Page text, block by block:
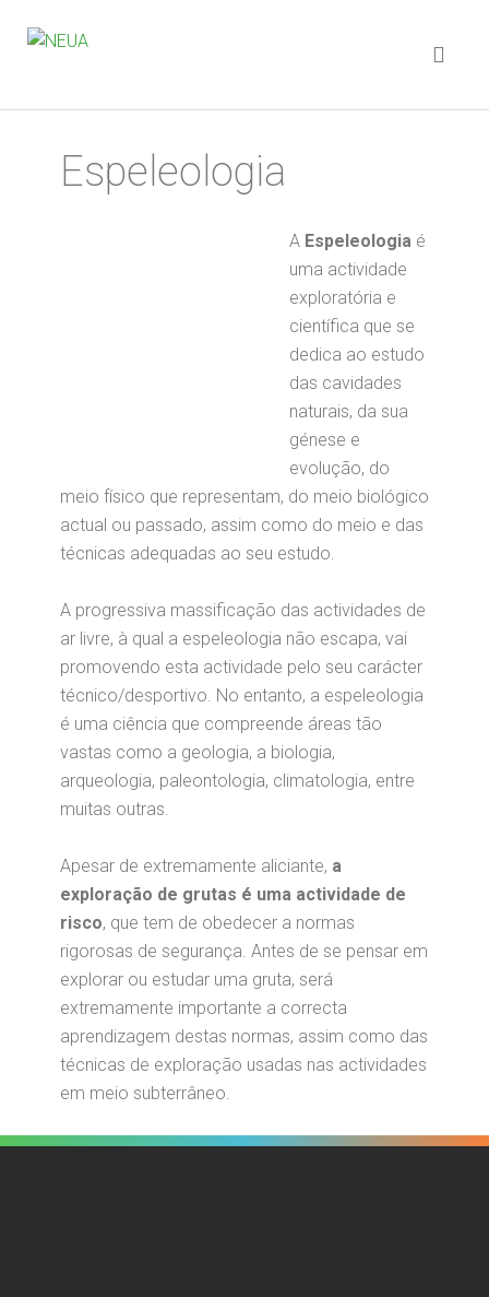
Espeleologia
A Espeleologia é
uma actividade
exploratória e
científica que se
dedica ao estudo
das cavidades
naturais, da sua
génese e
evolução, do
meio físico que representam, do meio biológico
actual ou passado, assim como do meio e das
técnicas adequadas ao seu estudo.
A progressiva massificação das actividades de
ar livre, à qual a espeleologia não escapa, vai
promovendo esta actividade pelo seu carácter
técnico/desportivo. No entanto, a espeleologia
é uma ciência que compreende áreas tão
vastas como a geologia, a biologia,
arqueologia, paleontologia, climatologia, entre
muitas outras.
Apesar de extremamente aliciante, a
exploração de grutas é uma actividade de
risco, que tem de obedecer a normas
rigorosas de segurança. Antes de se pensar em
explorar ou estudar uma gruta, será
extremamente importante a correcta
aprendizagem destas normas, assim como das
técnicas de exploração usadas nas actividades
em meio subterrâneo.